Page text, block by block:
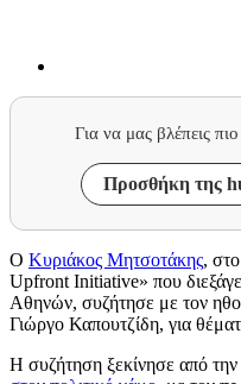
Για να μας βλέπεις
Προσθήκη της
Ο Κυριάκος Μητσοτάκης,
Upfront Initiative» που
Αθηνών, συζήτησε με τον
Γιώργο Καπουτζίδη, για
Η συζήτηση ξεκίνησε από